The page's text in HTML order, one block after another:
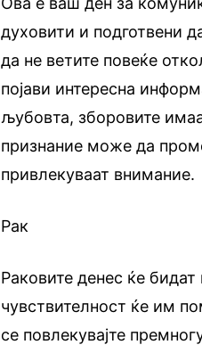
духовити и подготвени
да не ветите повеќе
појави интересна
љубовта, зборовите
признание може да
привлекуваат внимание.
Рак
Раковите денес ќе
чувствителност ќе им
се повлекувајте